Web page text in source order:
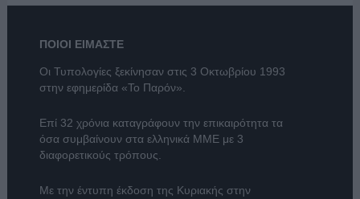
ΠΟΙΟΙ ΕΙΜΑΣΤΕ
Οι Τυπολογίες ξεκίνησαν στις 3 Οκτωβρίου 1993
στην εφημερίδα «Το Παρόν».
Επί 32 χρόνια καταγράφουν την επικαιρότητα τα
όσα συμβαίνουν στα ελληνικά ΜΜΕ με 3
διαφορετικούς τρόπους.
Με την έντυπη έκδοση της Κυριακής στην